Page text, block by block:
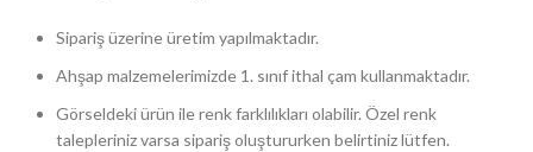
Sipariş üzerine üretim yapılmaktadır.
Ahşap malzemelerimizde 1. sınıf ithal çam kullanmaktadır.
Görseldeki ürün ile renk farklılıkları olabilir. Özel renk
talepleriniz varsa sipariş oluştururken belirtiniz lütfen.